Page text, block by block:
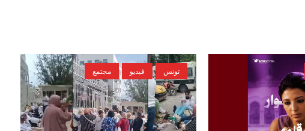
تونس فيديو مجتمع